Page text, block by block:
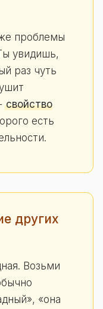
проблемы
увидишь,
раз чуть
свойство
есть
других
Возьми
«она